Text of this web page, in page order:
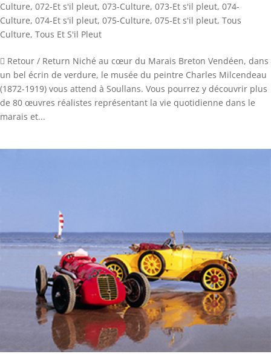
Culture, 072-Et s'il pleut, 073-Culture, 073-Et s'il pleut, 074-
Culture, 074-Et s'il pleut, 075-Culture, 075-Et s'il pleut, Tous
Culture, Tous Et S'il Pleut
 Retour / Return Niché au cœur du Marais Breton Vendéen, dans
un bel écrin de verdure, le musée du peintre Charles Milcendeau
(1872-1919) vous attend à Soullans. Vous pourrez y découvrir plus
de 80 œuvres réalistes représentant la vie quotidienne dans le
marais et...